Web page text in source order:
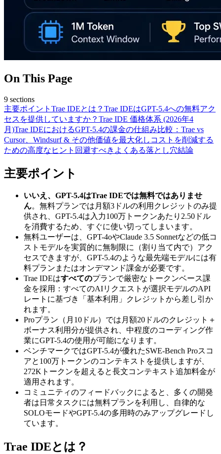
On This Page
9 sections
主要ポイント Trae IDEとは？ Trae IDEはGPT-5.4への無料アク
セスを提供していますか？ Trae IDE 価格体系 (2026年4
月)Trae IDEにおけるGPT-5.4の課金の仕組み比較：Trae vs
Cursor、Windsurf & その他価値を最大化しコストを削減する
ための高度なヒント 回避すべきよくある落とし穴結論
主要ポイント
いいえ、GPT-5.4はTrae IDEでは無料ではありませ
ん。無料プランでは月額3ドルの利用クレジットのみ提
供され、GPT-5.4は入力100万トークンあたり2.50ドル
を消費するため、すぐに使い切ってしまいます。
無料ユーザーは、GPT-4oやClaude 3.5 Sonnetなどの低コ
ストモデルを実質的に無制限に（割り当て内で）アク
セスできますが、GPT-5.4のような最先端モデルには有
料プランまたはオンデマンド課金が必要です。
Trae IDEはすべてのプランで厳密なトークンベース課
金を採用：すべてのAIリクエストが選択モデルのAPI
レートに基づき「基本利用」クレジットから差し引か
れます。
Proプラン（月10ドル）では月額20ドルのクレジット＋
ボーナス利用分が提供され、中程度のコーディング作
業にGPT-5.4の使用が可能になります。
ベンチマークではGPT-5.4が優れたSWE-Bench Proスコ
アと100万トークンのコンテキストを提供しますが、
272Kトークンを超えると長文コンテキスト追加料金が
適用されます。
コミュニティのフィードバックによると、多くの開発
者は日常タスクには無料プランを利用し、自律的な
SOLOモードやGPT-5.4の多用時のみアップグレードし
ています。
Trae IDEとは？